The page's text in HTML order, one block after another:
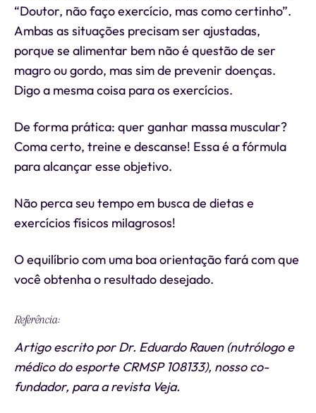
“Doutor, não faço exercício, mas como certinho”.
Ambas as situações precisam ser ajustadas,
porque se alimentar bem não é questão de ser
magro ou gordo, mas sim de prevenir doenças.
Digo a mesma coisa para os exercícios.
De forma prática: quer ganhar massa muscular?
Coma certo, treine e descanse! Essa é a fórmula
para alcançar esse objetivo.
Não perca seu tempo em busca de dietas e
exercícios físicos milagrosos!
O equilíbrio com uma boa orientação fará com que
você obtenha o resultado desejado.
Referência:
Artigo escrito por Dr. Eduardo Rauen (nutrólogo e
médico do esporte CRMSP 108133), nosso co-
fundador, para a revista Veja.